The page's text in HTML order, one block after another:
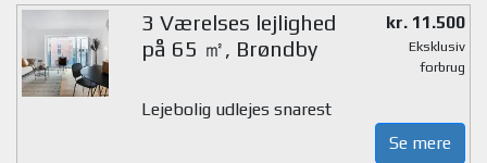
3 Værelses lejlighed
på 65 ㎡, Brøndby
kr. 11.500
Eksklusiv
forbrug
Lejebolig udlejes snarest
Se mere